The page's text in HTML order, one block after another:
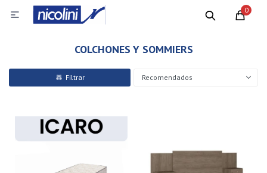
0

COLCHONES Y SOMMIERS
Recomendados